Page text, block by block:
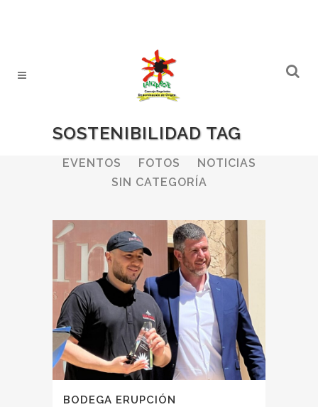
SOSTENIBILIDAD TAG
ALL BODEGAS
BOLETINES
EVENTOS
FOTOS
NOTICIAS
SIN CATEGORÍA
BODEGA ERUPCIÓN